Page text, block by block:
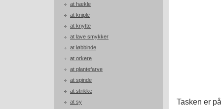
at hækle
at kniple
at knytte
at lave smykker
at løbbinde
at orkere
at plantefarve
at spinde
at strikke
at sy
Tasken er